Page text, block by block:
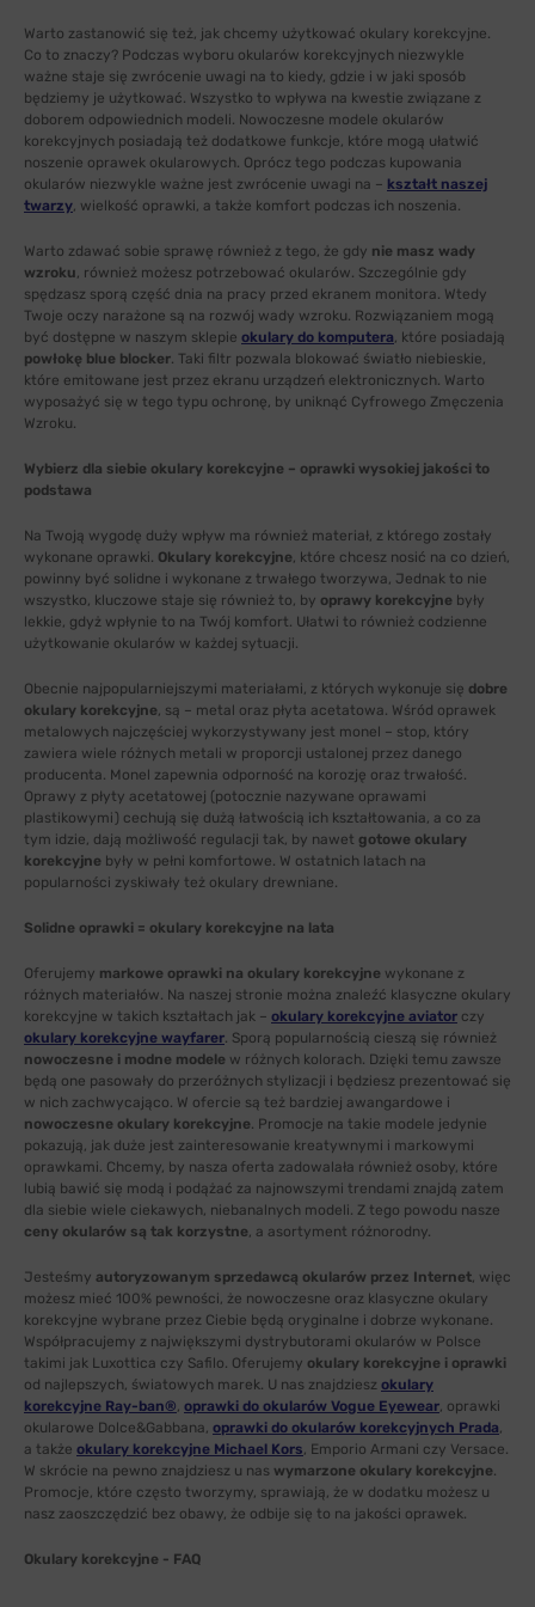
Warto zastanowić się też, jak chcemy użytkować okulary korekcyjne.
Co to znaczy? Podczas wyboru okularów korekcyjnych niezwykle
ważne staje się zwrócenie uwagi na to kiedy, gdzie i w jaki sposób
będziemy je użytkować. Wszystko to wpływa na kwestie związane z
doborem odpowiednich modeli. Nowoczesne modele okularów
korekcyjnych posiadają też dodatkowe funkcje, które mogą ułatwić
noszenie oprawek okularowych. Oprócz tego podczas kupowania
okularów niezwykle ważne jest zwrócenie uwagi na – kształt naszej
twarzy, wielkość oprawki, a także komfort podczas ich noszenia.
Warto zdawać sobie sprawę również z tego, że gdy nie masz wady
wzroku, również możesz potrzebować okularów. Szczególnie gdy
spędzasz sporą część dnia na pracy przed ekranem monitora. Wtedy
Twoje oczy narażone są na rozwój wady wzroku. Rozwiązaniem mogą
być dostępne w naszym sklepie okulary do komputera, które posiadają
powłokę blue blocker. Taki filtr pozwala blokować światło niebieskie,
które emitowane jest przez ekranu urządzeń elektronicznych. Warto
wyposażyć się w tego typu ochronę, by uniknąć Cyfrowego Zmęczenia
Wzroku.
Wybierz dla siebie okulary korekcyjne – oprawki wysokiej jakości to
podstawa
Na Twoją wygodę duży wpływ ma również materiał, z którego zostały
wykonane oprawki. Okulary korekcyjne, które chcesz nosić na co dzień,
powinny być solidne i wykonane z trwałego tworzywa, Jednak to nie
wszystko, kluczowe staje się również to, by oprawy korekcyjne były
lekkie, gdyż wpłynie to na Twój komfort. Ułatwi to również codzienne
użytkowanie okularów w każdej sytuacji.
Obecnie najpopularniejszymi materiałami, z których wykonuje się dobre
okulary korekcyjne, są – metal oraz płyta acetatowa. Wśród oprawek
metalowych najczęściej wykorzystywany jest monel – stop, który
zawiera wiele różnych metali w proporcji ustalonej przez danego
producenta. Monel zapewnia odporność na korozję oraz trwałość.
Oprawy z płyty acetatowej (potocznie nazywane oprawami
plastikowymi) cechują się dużą łatwością ich kształtowania, a co za
tym idzie, dają możliwość regulacji tak, by nawet gotowe okulary
korekcyjne były w pełni komfortowe. W ostatnich latach na
popularności zyskiwały też okulary drewniane.
Solidne oprawki = okulary korekcyjne na lata
Oferujemy markowe oprawki na okulary korekcyjne wykonane z
różnych materiałów. Na naszej stronie można znaleźć klasyczne okulary
korekcyjne w takich kształtach jak – okulary korekcyjne aviator czy
okulary korekcyjne wayfarer. Sporą popularnością cieszą się również
nowoczesne i modne modele w różnych kolorach. Dzięki temu zawsze
będą one pasowały do przeróżnych stylizacji i będziesz prezentować się
w nich zachwycająco. W ofercie są też bardziej awangardowe i
nowoczesne okulary korekcyjne. Promocje na takie modele jedynie
pokazują, jak duże jest zainteresowanie kreatywnymi i markowymi
oprawkami. Chcemy, by nasza oferta zadowalała również osoby, które
lubią bawić się modą i podążać za najnowszymi trendami znajdą zatem
dla siebie wiele ciekawych, niebanalnych modeli. Z tego powodu nasze
ceny okularów są tak korzystne, a asortyment różnorodny.
Jesteśmy autoryzowanym sprzedawcą okularów przez Internet, więc
możesz mieć 100% pewności, że nowoczesne oraz klasyczne okulary
korekcyjne wybrane przez Ciebie będą oryginalne i dobrze wykonane.
Współpracujemy z największymi dystrybutorami okularów w Polsce
takimi jak Luxottica czy Safilo. Oferujemy okulary korekcyjne i oprawki
od najlepszych, światowych marek. U nas znajdziesz okulary
korekcyjne Ray-ban®, oprawki do okularów Vogue Eyewear, oprawki
okularowe Dolce&Gabbana, oprawki do okularów korekcyjnych Prada,
a także okulary korekcyjne Michael Kors, Emporio Armani czy Versace.
W skrócie na pewno znajdziesz u nas wymarzone okulary korekcyjne.
Promocje, które często tworzymy, sprawiają, że w dodatku możesz u
nasz zaoszczędzić bez obawy, że odbije się to na jakości oprawek.
Okulary korekcyjne - FAQ